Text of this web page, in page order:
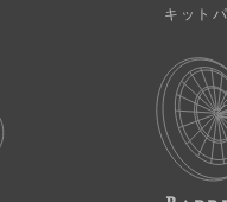
キット